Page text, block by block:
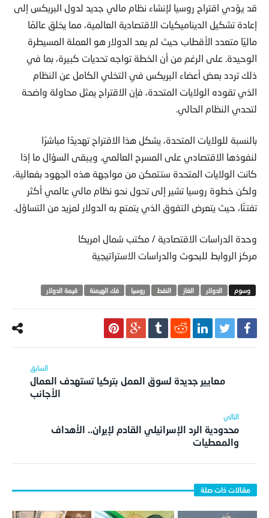
قد يؤدي اقتراح روسيا لإنشاء نظام مالي جديد لدول البريكس إلى
إعادة تشكيل الديناميكيات الاقتصادية العالمية، مما يخلق عالمًا
ماليًا متعدد الأقطاب حيث لم يعد الدولار هو العملة المسيطرة
الوحيدة. على الرغم من أن الخطة تواجه تحديات كبيرة، بما في
ذلك تردد بعض أعضاء البريكس في التخلي الكامل عن النظام
الذي تقوده الولايات المتحدة، فإن الاقتراح يمثل محاولة واضحة
لتحدي النظام الحالي.
بالنسبة للولايات المتحدة، يشكل هذا الاقتراح تهديدًا مباشرًا
لنفوذها الاقتصادي على المسرح العالمي. ويبقى السؤال ما إذا
كانت الولايات المتحدة ستتمكن من مواجهة هذه الجهود بفعالية،
ولكن خطوة روسيا تشير إلى تحول نحو نظام مالي عالمي أكثر
تفتتًا، حيث يتعرض التفوق الذي يتمتع به الدولار لمزيد من التساؤل.
وحدة الدراسات الاقتصادية / مكتب شمال امريكا
مركز الروابط للبحوث والدراسات الاستراتيجية
الدولار الغاز النفط روسيا فك الهيمنة قيمة الدولار
معايير جديدة لسوق العمل بتركيا تستهدف العمال
الأجانب
محدودية الرد الإسرائيلي القادم لإيران.. الأهداف
والمعطيات